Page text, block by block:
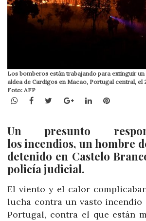
Los bomberos están trabajando para extinguir
aldea de Cardigos en Macao, Portugal central, el
Foto: AFP
WhatsApp
Facebook
TwitterGoogle+LinkedInPinterest
Un presunto
los incendios, un hombre
detenido en Castelo
policía judicial.
El viento y el calor
lucha contra un vasto incendio
Portugal, contra el que están